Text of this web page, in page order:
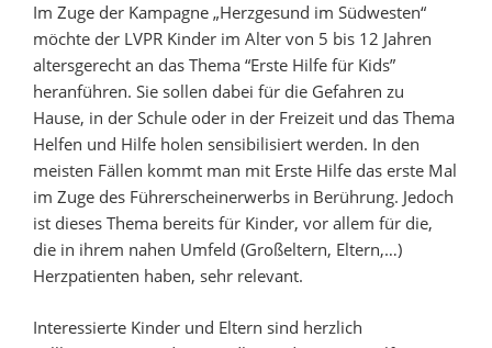
Im Zuge der Kampagne „Herzgesund im Südwesten“
möchte der LVPR Kinder im Alter von 5 bis 12 Jahren
altersgerecht an das Thema “Erste Hilfe für Kids”
heranführen. Sie sollen dabei für die Gefahren zu
Hause, in der Schule oder in der Freizeit und das Thema
Helfen und Hilfe holen sensibilisiert werden. In den
meisten Fällen kommt man mit Erste Hilfe das erste Mal
im Zuge des Führerscheinerwerbs in Berührung. Jedoch
ist dieses Thema bereits für Kinder, vor allem für die,
die in ihrem nahen Umfeld (Großeltern, Eltern,…)
Herzpatienten haben, sehr relevant.
Interessierte Kinder und Eltern sind herzlich